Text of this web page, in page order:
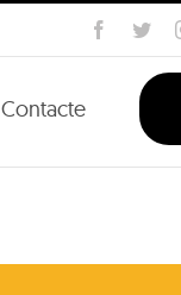
Facebook
Contacte